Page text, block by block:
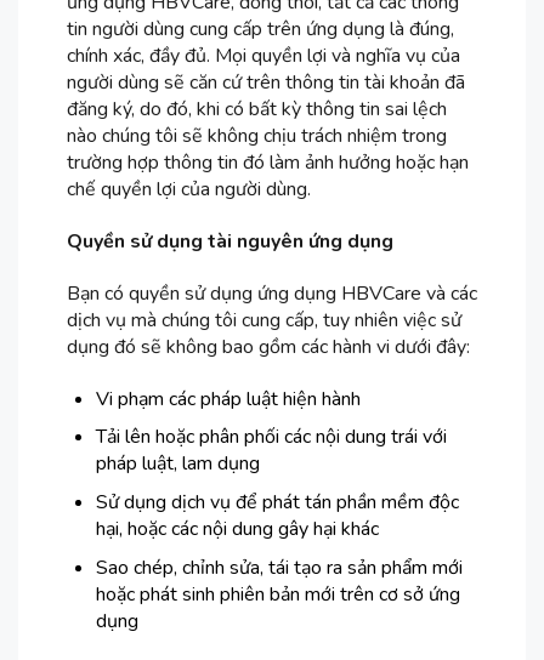
tin người dùng cung cấp trên ứng dụng là đúng,
chính xác, đầy đủ. Mọi quyền lợi và nghĩa vụ của
người dùng sẽ căn cứ trên thông tin tài khoản đã
đăng ký, do đó, khi có bất kỳ thông tin sai lệch
nào chúng tôi sẽ không chịu trách nhiệm trong
trường hợp thông tin đó làm ảnh hưởng hoặc hạn
chế quyền lợi của người dùng.
Quyền sử dụng tài nguyên ứng dụng
Bạn có quyền sử dụng ứng dụng HBVCare và các
dịch vụ mà chúng tôi cung cấp, tuy nhiên việc sử
dụng đó sẽ không bao gồm các hành vi dưới đây:
Vi phạm các pháp luật hiện hành
Tải lên hoặc phân phối các nội dung trái với
pháp luật, lam dụng
Sử dụng dịch vụ để phát tán phần mềm độc
hại, hoặc các nội dung gây hại khác
Sao chép, chỉnh sửa, tái tạo ra sản phẩm mới
hoặc phát sinh phiên bản mới trên cơ sở ứng
dụng